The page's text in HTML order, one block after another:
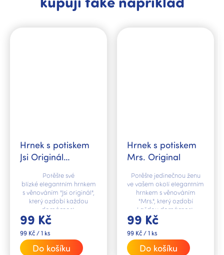
Hrnek s potiskem
Jsi Originál
99 Kč
Měrná
cena:
99 Kč / 1 ks
Do košíku
Potěšte své
blízké elegantním hrnkem
s věnováním "Jsi originál",
který ozdobí každou
domácnost.
Hrnek s potiskem
Mrs. Original
99 Kč
Měrná
cena:
99 Kč / 1 ks
Do košíku
Potěšte jedinečnou ženu
ve vašem okolí elegantním
hrnkem s věnováním
"Mrs.", který ozdobí
každou domácnost.